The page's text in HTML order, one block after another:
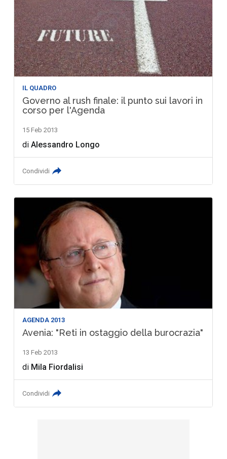
IL QUADRO
Governo al rush finale: il punto sui lavori in
corso per l'Agenda
15 Feb 2013
diAlessandro Longo
Condividi
AGENDA 2013
Avenia: "Reti in ostaggio della burocrazia"
13 Feb 2013
di Mila Fiordalisi
Condividi